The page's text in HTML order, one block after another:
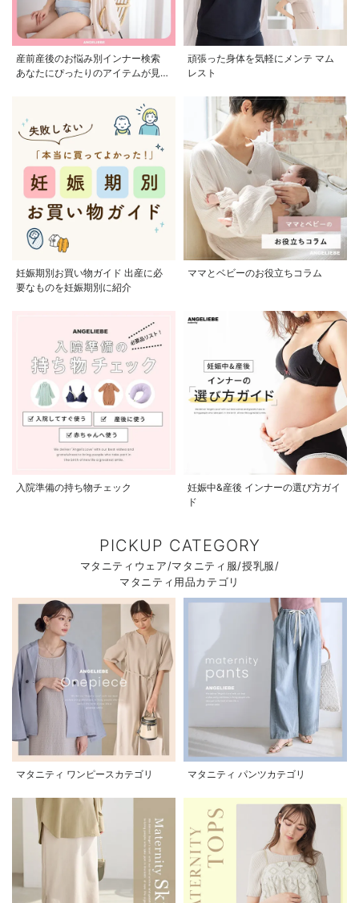
産前産後のお悩み別インナー検索
あなたにぴったりのアイテムが見つ
頑張った身体を気軽にメンテ マム
レスト
妊娠期別お買い物ガイド 出産に必
要なものを妊娠期別に紹介
ママとベビーのお役立ちコラム
入院準備の持ち物チェック
妊娠中&産後 インナーの選び方ガイ
ド
PICKUP CATEGORY
マタニティウェア/マタニティ服/授乳服/
マタニティ用品カテゴリ
マタニティ ワンピースカテゴリ マタニティ パンツカテゴリ